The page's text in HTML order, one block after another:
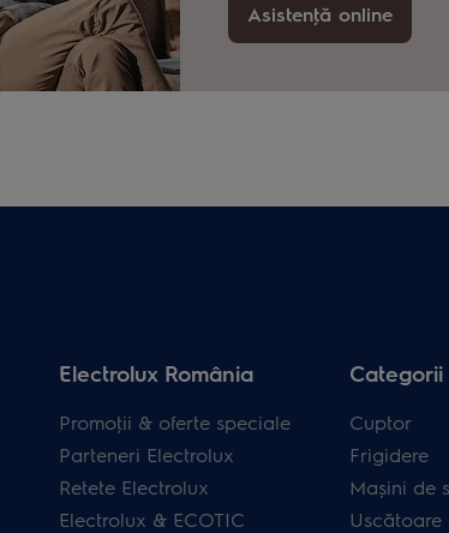
Asistenţă online
Electrolux România
Promoţii & oferte speciale
Parteneri Electrolux
Retete Electrolux
Electrolux & ECOTIC
Cuptor
Frigidere
Mașini de
Uscătoare